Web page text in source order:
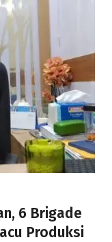
6 Brigade
Produksi